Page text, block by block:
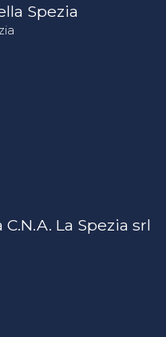
Spezia
La Spezia srl